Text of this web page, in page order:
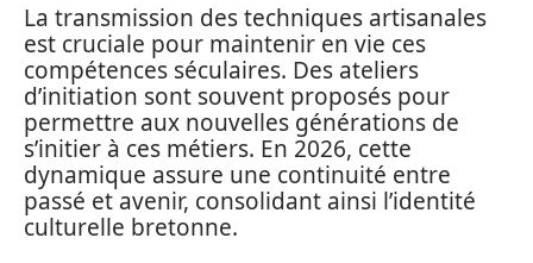
La transmission des techniques artisanales
est cruciale pour maintenir en vie ces
compétences séculaires. Des ateliers
d’initiation sont souvent proposés pour
permettre aux nouvelles générations de
s’initier à ces métiers. En 2026, cette
dynamique assure une continuité entre
passé et avenir, consolidant ainsi l’identité
culturelle bretonne.